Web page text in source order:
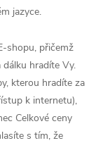
jazyce.
shopu, přičemž
hradíte Vy.
kterou hradíte za
k internetu),
Celkové ceny
s tím, že